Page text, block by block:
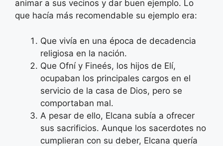
animar a sus vecinos y dar buen ejemplo. Lo
que hacía más recomendable su ejemplo era:
Que vivía en una época de decadencia
religiosa en la nación.
Que Ofní y Fineés, los hijos de Elí,
ocupaban los principales cargos en el
servicio de la casa de Dios, pero se
comportaban mal.
A pesar de ello, Elcana subía a ofrecer
sus sacrificios. Aunque los sacerdotes no
cumplieran con su deber, Elcana quería